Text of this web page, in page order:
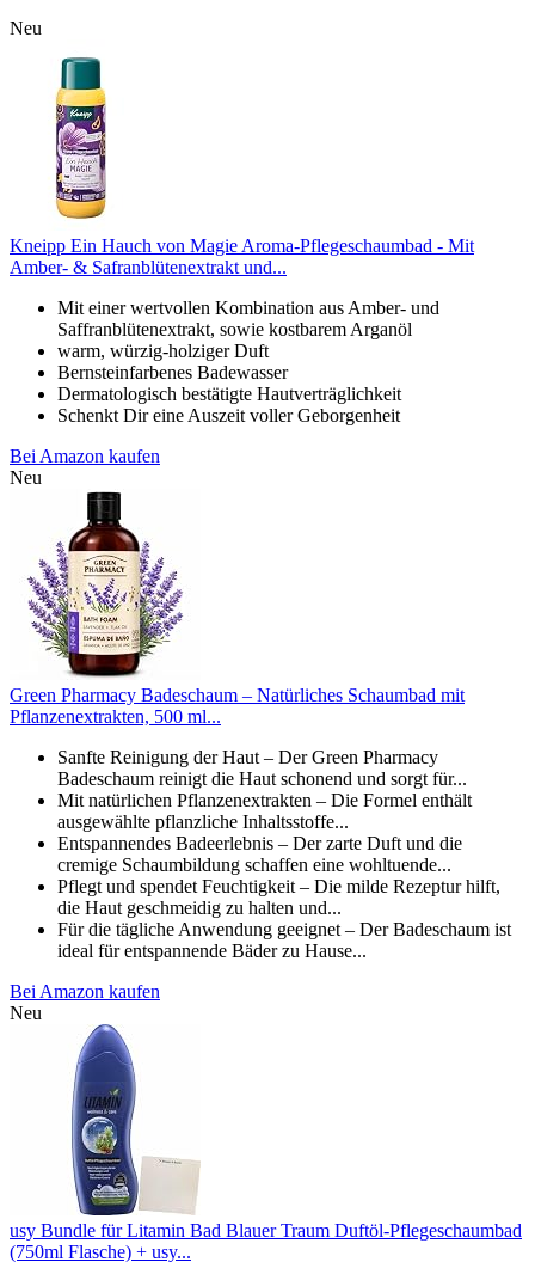
Neu
Kneipp Ein Hauch von Magie Aroma-Pflegeschaumbad - Mit
Amber- & Safranblütenextrakt und...
Mit einer wertvollen Kombination aus Amber- und
Saffranblütenextrakt, sowie kostbarem Arganöl
warm, würzig-holziger Duft
Bernsteinfarbenes Badewasser
Dermatologisch bestätigte Hautverträglichkeit
Schenkt Dir eine Auszeit voller Geborgenheit
Bei Amazon kaufen
Neu
Green Pharmacy Bade­schaum – Natürliches Schaumbad mit
Pflanzenextrakten, 500 ml...
Sanfte Reinigung der Haut – Der Green Pharmacy
Badeschaum reinigt die Haut schonend und sorgt für...
Mit natürlichen Pflanzenextrakten – Die Formel enthält
ausgewählte pflanzliche Inhaltsstoffe...
Entspannendes Badeerlebnis – Der zarte Duft und die
cremige Schaumbildung schaffen eine wohltuende...
Pflegt und spendet Feuchtigkeit – Die milde Rezeptur hilft,
die Haut geschmeidig zu halten und...
Für die tägliche Anwendung geeignet – Der Badeschaum ist
ideal für entspannende Bäder zu Hause...
Bei Amazon kaufen
Neu
usy Bundle für Litamin Bad Blauer Traum Duftöl-Pflegeschaumbad
(750ml Flasche) + usy...